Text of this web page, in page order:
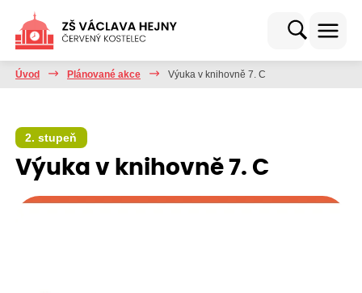
Úvod Plánované akce Výuka v knihovně 7. C
2. stupeň
Výuka v knihovně 7. C